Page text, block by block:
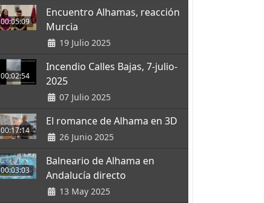
00:05:09
Encuentro Alhamas, reacción
Murcia
19 Julio 2025
00:02:54
Incendio Calles Bajas, 7-julio-
2025
07 Julio 2025
00:17:14
El romance de Alhama en 3D
26 Junio 2025
00:03:03
Balneario de Alhama en
Andalucía directo
13 May 2025